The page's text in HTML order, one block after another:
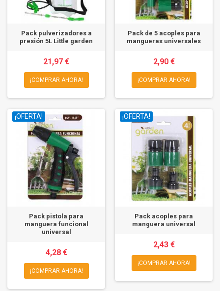
Pack pulverizadores a
presión 5L Little garden
21,97 €
¡COMPRAR AHORA!
Pack de 5 acoples para
mangueras universales
2,90 €
¡COMPRAR AHORA!
¡OFERTA!
Pack pistola para
manguera funcional
universal
4,28 €
¡COMPRAR AHORA!
¡OFERTA!
Pack acoples para
manguera universal
2,43 €
¡COMPRAR AHORA!